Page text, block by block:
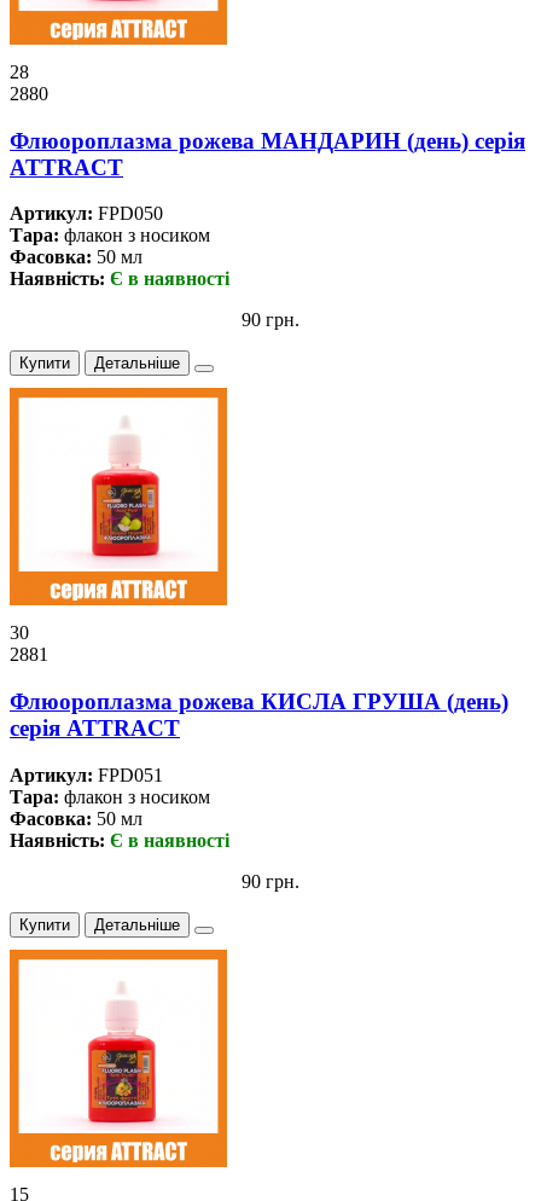
28
2880
Флюороплазма рожева МАНДАРИН (день) серiя
ATTRACT
Артикул: FPD050
Тара: флакон з носиком
Фасовка: 50 мл
Наявність: Є в наявності
90 грн.
Купити Детальніше
30
2881
Флюороплазма рожева КИСЛА ГРУША (день)
серiя ATTRACT
Артикул: FPD051
Тара: флакон з носиком
Фасовка: 50 мл
Наявність: Є в наявності
90 грн.
Купити Детальніше
15